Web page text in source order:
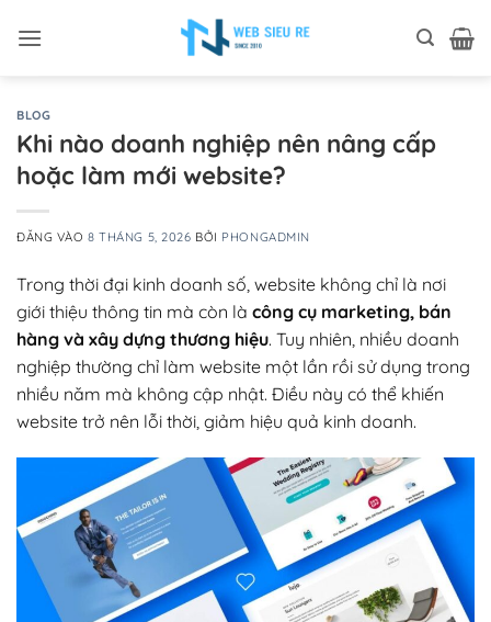
qua
BLOG
Khi nào doanh nghiệp nên nâng cấp
hoặc làm mới website?
ĐĂNG VÀO8 THÁNG 5, 2026 BỞI PHONGADMIN
Trong thời đại kinh doanh số, website không chỉ là nơi
giới thiệu thông tin mà còn là công cụ marketing, bán
hàng và xây dựng thương hiệu. Tuy nhiên, nhiều doanh
nghiệp thường chỉ làm website một lần rồi sử dụng trong
nhiều năm mà không cập nhật. Điều này có thể khiến
website trở nên lỗi thời, giảm hiệu quả kinh doanh.